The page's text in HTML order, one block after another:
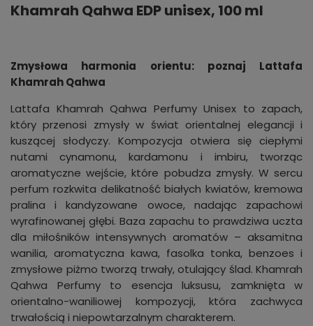
Khamrah Qahwa EDP unisex, 100 ml
Zmysłowa harmonia orientu: poznaj Lattafa
Khamrah Qahwa
Lattafa Khamrah Qahwa Perfumy Unisex to zapach,
który przenosi zmysły w świat orientalnej elegancji i
kuszącej słodyczy. Kompozycja otwiera się ciepłymi
nutami cynamonu, kardamonu i imbiru, tworząc
aromatyczne wejście, które pobudza zmysły. W sercu
perfum rozkwita delikatność białych kwiatów, kremowa
pralina i kandyzowane owoce, nadając zapachowi
wyrafinowanej głębi. Baza zapachu to prawdziwa uczta
dla miłośników intensywnych aromatów – aksamitna
wanilia, aromatyczna kawa, fasolka tonka, benzoes i
zmysłowe piżmo tworzą trwały, otulający ślad. Khamrah
Qahwa Perfumy to esencja luksusu, zamknięta w
orientalno-waniliowej kompozycji, która zachwyca
trwałością i niepowtarzalnym charakterem.